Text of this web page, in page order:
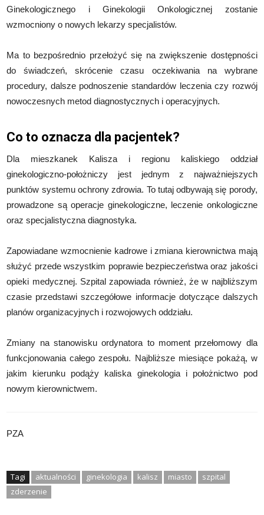
Ginekologicznego i Ginekologii Onkologicznej zostanie
wzmocniony o nowych lekarzy specjalistów.
Ma to bezpośrednio przełożyć się na zwiększenie dostępności
do świadczeń, skrócenie czasu oczekiwania na wybrane
procedury, dalsze podnoszenie standardów leczenia czy rozwój
nowoczesnych metod diagnostycznych i operacyjnych.
Co to oznacza dla pacjentek?
Dla mieszkanek Kalisza i regionu kaliskiego oddział
ginekologiczno-położniczy jest jednym z najważniejszych
punktów systemu ochrony zdrowia. To tutaj odbywają się porody,
prowadzone są operacje ginekologiczne, leczenie onkologiczne
oraz specjalistyczna diagnostyka.
Zapowiadane wzmocnienie kadrowe i zmiana kierownictwa mają
służyć przede wszystkim poprawie bezpieczeństwa oraz jakości
opieki medycznej. Szpital zapowiada również, że w najbliższym
czasie przedstawi szczegółowe informacje dotyczące dalszych
planów organizacyjnych i rozwojowych oddziału.
Zmiany na stanowisku ordynatora to moment przełomowy dla
funkcjonowania całego zespołu. Najbliższe miesiące pokażą, w
jakim kierunku podąży kaliska ginekologia i położnictwo pod
nowym kierownictwem.
PZA
Tagi aktualności ginekologia kalisz miasto
szpital
zderzenie